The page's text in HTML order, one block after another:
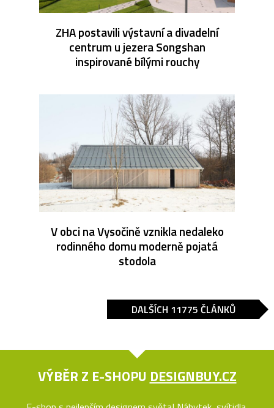
ZHA postavili výstavní a divadelní
centrum u jezera Songshan
inspirované bílými rouchy
V obci na Vysočině vznikla nedaleko
rodinného domu moderně pojatá
stodola
DALŠÍCH 11775 ČLÁNKŮ
VÝBĚR Z E-SHOPU DESIGNBUY.CZ